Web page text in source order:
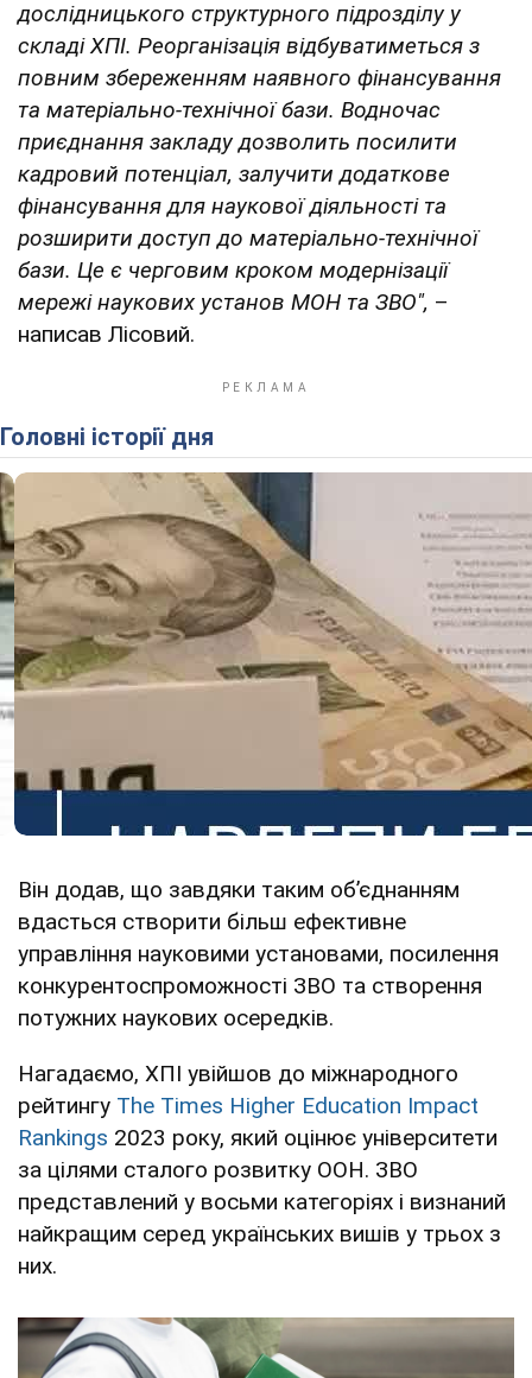
дослідницького структурного підрозділу у
складі ХПІ. Реорганізація відбуватиметься з
повним збереженням наявного фінансування
та матеріально-технічної бази. Водночас
приєднання закладу дозволить посилити
кадровий потенціал, залучити додаткове
фінансування для наукової діяльності та
розширити доступ до матеріально-технічної
бази. Це є черговим кроком модернізації
мережі наукових установ МОН та ЗВО", –
написав Лісовий.
Головні історії дня
Він додав, що завдяки таким обʼєднанням
вдасться створити більш ефективне
управління науковими установами, посилення
конкурентоспроможності ЗВО та створення
потужних наукових осередків.
Нагадаємо, ХПІ увійшов до міжнародного
рейтингу The Times Higher Education Impact
Rankings 2023 року, який оцінює університети
за цілями сталого розвитку ООН. ЗВО
представлений у восьми категоріях і визнаний
найкращим серед українських вишів у трьох з
них.